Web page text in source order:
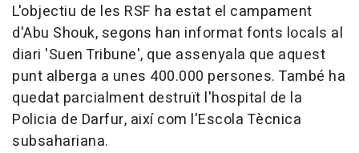
L'objectiu de les RSF ha estat el campament
d'Abu Shouk, segons han informat fonts locals al
diari 'Suen Tribune', que assenyala que aquest
punt alberga a unes 400.000 persones. També ha
quedat parcialment destruït l'hospital de la
Policia de Darfur, així com l'Escola Tècnica
subsahariana.